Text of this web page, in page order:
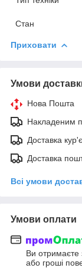
Стан
Приховати
Умови
Нова Пошта
Накладеним
Доставка
Доставка
Всі умови
Умови оплати
Ви отримаєте
або гроші